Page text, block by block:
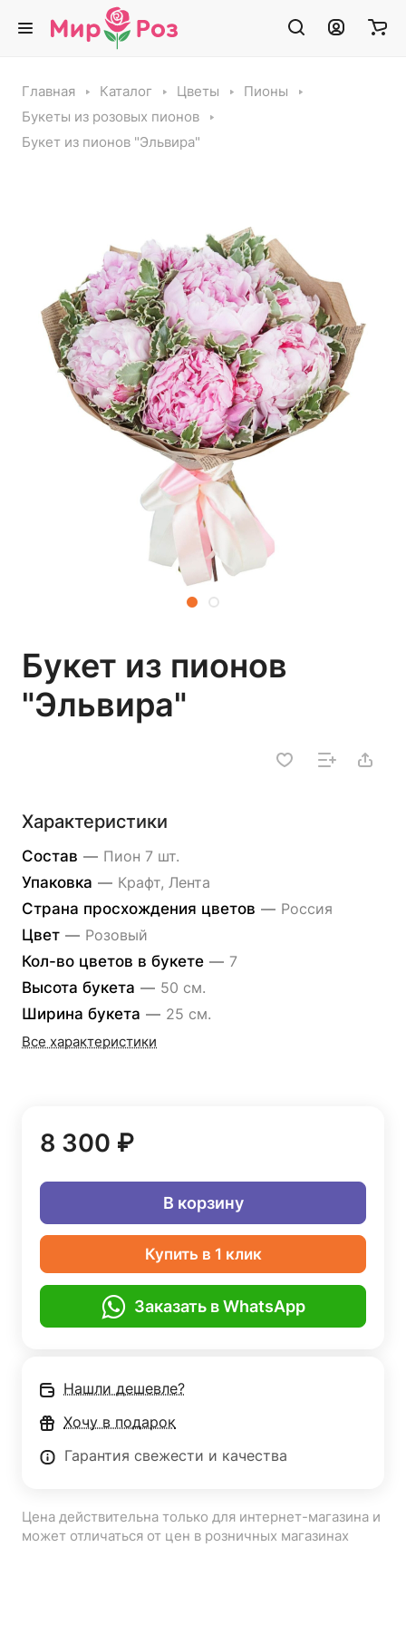
Главная Каталог Цветы
Пионы
Букеты из розовых пионов
Букет из пионов "Эльвира"
Букет из пионов
"Эльвира"
Характеристики
Состав — Пион 7 шт.
Упаковка — Крафт, Лента
Страна просхождения цветов — Россия
Цвет — Розовый
Кол-во цветов в букете — 7
Высота букета — 50 см.
Ширина букета — 25 см.
Все характеристики
8 300 ₽
В корзину
Купить в 1 клик
Заказать в WhatsApp
Нашли дешевле?
Хочу в подарок
Гарантия свежести и качества
Цена действительна только для интернет-магазина и
может отличаться от цен в розничных магазинах